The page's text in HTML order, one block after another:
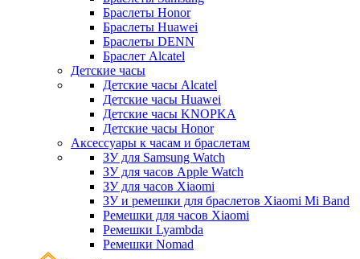
Браслеты Honor
Браслеты Huawei
Браслеты DENN
Браслет Alcatel
Детские часы
Детские часы Alcatel
Детские часы Huawei
Детские часы KNOPKA
Детские часы Honor
Аксессуары к часам и браслетам
ЗУ для Samsung Watch
ЗУ для часов Apple Watch
ЗУ для часов Xiaomi
ЗУ и ремешки для браслетов Xiaomi Mi Band
Ремешки для часов Xiaomi
Ремешки Lyambda
Ремешки Nomad